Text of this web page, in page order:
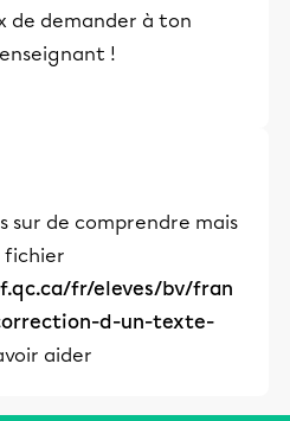
de demander à ton
!
sur de comprendre mais
fichier
fr/eleves/bv/fran
d-un-texte-
aider